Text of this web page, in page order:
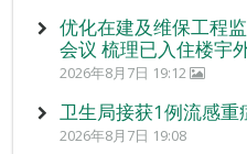
优化在建及维保工程
会议 梳理已入住楼宇
2026年8月7日 19:12
卫生局接获1例流感重
2026年8月7日 19:08